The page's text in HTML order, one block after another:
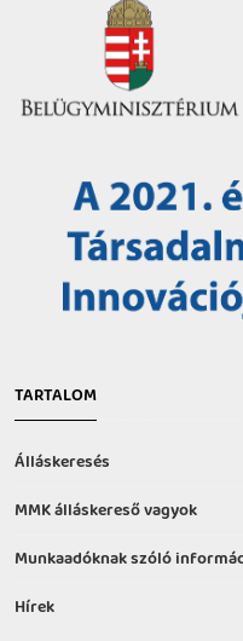
TARTALOM
Álláskeresés
MMK álláskereső vagyok
Munkaadóknak szóló
Hírek